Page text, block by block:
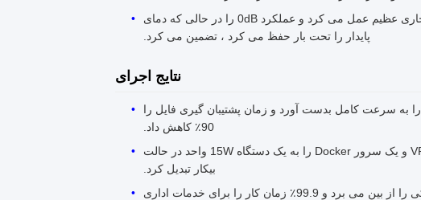
کارایی بی صدا: شاسی آلومینیوم جامد بدون فن به عنوان یک بخاری عظیم عمل می کرد و عملکرد 0dB را در حالی که دمای
پایدار را تحت بار حفظ می کرد ، تضمین می کرد.
نتایج اجرای
انتقال گسترده: انتقال 10 گیگابایت در ثانیه بین ایستگاه کار و NAS را به سرعت کامل بدست آورد و زمان پشتیبان گیری فایل را
90٪ کاهش داد.
همه در یک همگرایی: با موفقیت یک روتر جداگانه، یک دروازه VPN و یک سرور Docker را به یک دستگاه 15W واحد در حالت
بیکار تبدیل کرد.
ثبات صنعتی: طراحی محکم و بدون فن خطر شکست فن مکانیکی را از بین می برد و 99.9٪ زمان کار را برای خدمات اداری